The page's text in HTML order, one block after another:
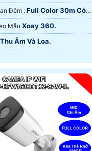
❃ Xem Được Ban Đêm : Full Color 30m Có
Mẫu Xoay 360.
Thu Âm Và Loa.